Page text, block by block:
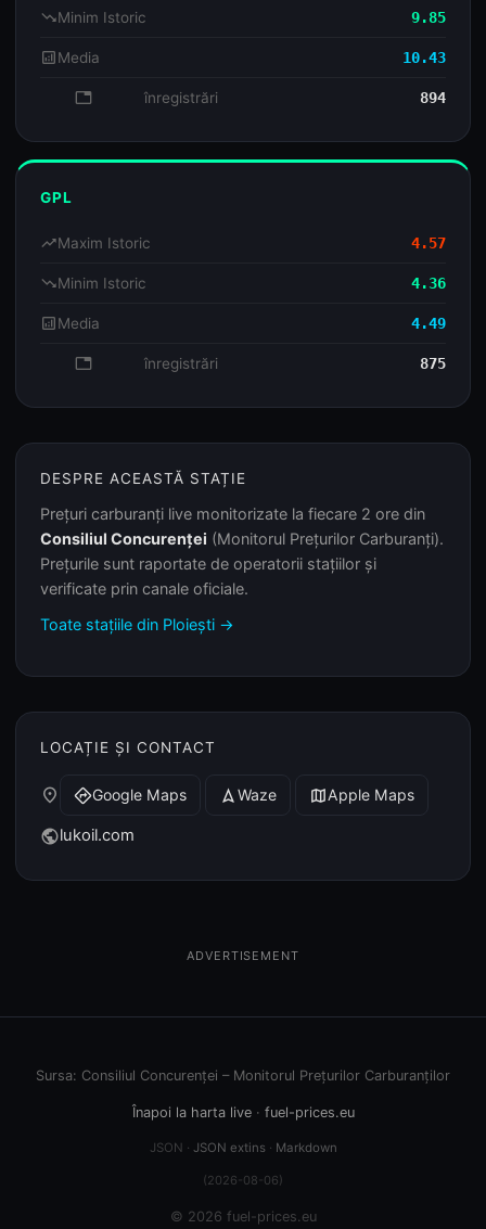
trending_downMinim Istoric 9.85
analyticsMedia 10.43
database înregistrări 894
GPL
trending_upMaxim Istoric 4.57
trending_downMinim Istoric 4.36
analyticsMedia 4.49
database înregistrări 875
DESPRE ACEASTĂ STAȚIE
Prețuri carburanți live monitorizate la fiecare 2 ore din
Consiliul Concurenței (Monitorul Prețurilor Carburanți).
Prețurile sunt raportate de operatorii stațiilor și
verificate prin canale oficiale.
Toate stațiile din Ploiești →
LOCAȚIE ȘI CONTACT
place directionsGoogle Maps navigation Waze mapApple Maps
publiclukoil.com
ADVERTISEMENT
Sursa: Consiliul Concurenței – Monitorul Prețurilor Carburanților
Înapoi la harta live· fuel-prices.eu
JSON · JSON extins· Markdown
(2026-08-06)
© 2026 fuel-prices.eu